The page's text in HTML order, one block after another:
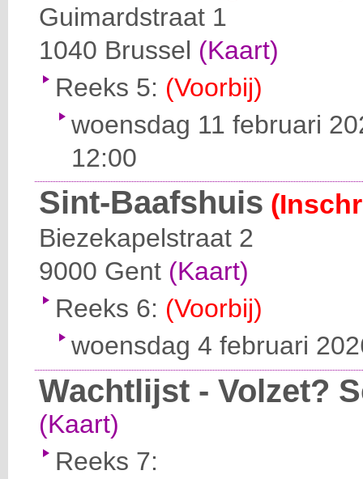
Guimardstraat 1
1040 Brussel (Kaart)
Reeks 5: (Voorbij)
woensdag 11 februari
12:00
Sint-Baafshuis
Biezekapelstraat 2
9000 Gent (Kaart)
Reeks 6: (Voorbij)
woensdag 4 februari
Wachtlijst - Volzet?
(Kaart)
Reeks 7: